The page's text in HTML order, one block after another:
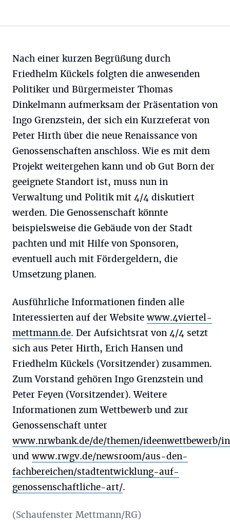
Nach einer kurzen Begrüßung durch
Friedhelm Kückels folgten die anwesenden
Politiker und Bürgermeister Thomas
Dinkelmann aufmerksam der Präsentation von
Ingo Grenzstein, der sich ein Kurzreferat von
Peter Hirth über die neue Renaissance von
Genossenschaften anschloss. Wie es mit dem
Projekt weitergehen kann und ob Gut Born der
geeignete Standort ist, muss nun in
Verwaltung und Politik mit 4/4 diskutiert
werden. Die Genossenschaft könnte
beispielsweise die Gebäude von der Stadt
pachten und mit Hilfe von Sponsoren,
eventuell auch mit Fördergeldern, die
Umsetzung planen.
Ausführliche Informationen finden alle
Interessierten auf der Websitewww.4viertel-
mettmann.de. Der Aufsichtsrat von 4/4 setzt
sich aus Peter Hirth, Erich Hansen und
Friedhelm Kückels (Vorsitzender) zusammen.
Zum Vorstand gehören Ingo Grenzstein und
Peter Feyen (Vorsitzender). Weitere
Informationen zum Wettbewerb und zur
Genossenschaft unter
www.nrwbank.de/de/themen/ideenwettbewerb/
undwww.rwgv.de/newsroom/aus-den-
fachbereichen/stadtentwicklung-auf-
genossenschaftliche-art/.
(Schaufenster Mettmann/RG)